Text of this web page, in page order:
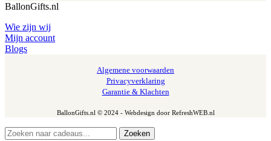
BallonGifts.nl
Wie zijn wij
Mijn account
Blogs
Algemene voorwaarden
Privacyverklaring
Garantie & Klachten
BallonGifts.nl © 2024 - Webdesign door RefreshWEB.nl
Zoeken